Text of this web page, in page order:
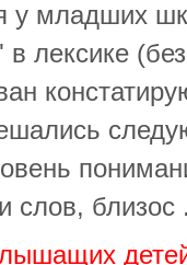
младших
лексике
слов, близос